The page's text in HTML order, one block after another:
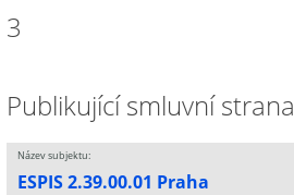
3
Publikující smluvní strana
Název subjektu:
ESPIS 2.39.00.01 Praha